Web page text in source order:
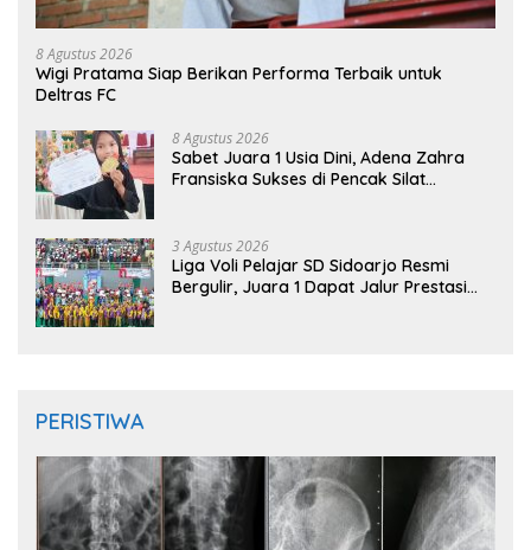
8 Agustus 2026
Wigi Pratama Siap Berikan Performa Terbaik untuk
Deltras FC
8 Agustus 2026
Sabet Juara 1 Usia Dini, Adena Zahra
Fransiska Sukses di Pencak Silat
3 Agustus 2026
Liga Voli Pelajar SD Sidoarjo Resmi
Bergulir, Juara 1 Dapat Jalur Prestasi
PERISTIWA